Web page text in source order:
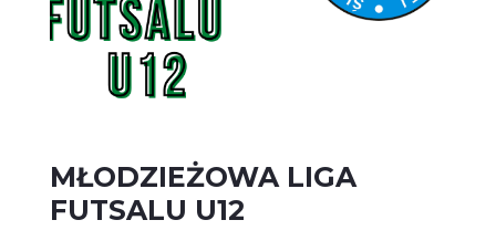
MŁODZIEŻOWA LIGA
FUTSALU U12